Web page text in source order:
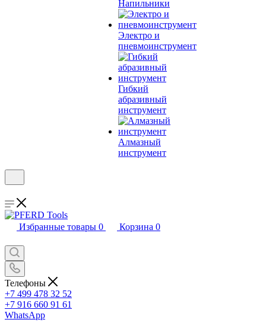
Напильники
Электро и
пневмоинструмент
Гибкий
абразивный
инструмент
Алмазный
инструмент
Избранные товары 0 Корзина 0
Телефоны
+7 499 478 32 52
+7 916 660 91 61
WhatsApp